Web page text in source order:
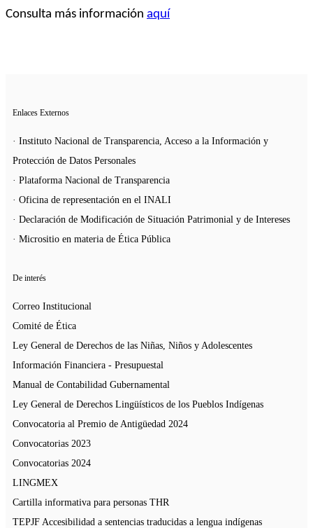
Consulta más información aquí
Enlaces Externos
· Instituto Nacional de Transparencia, Acceso a la Información y
Protección de Datos Personales
· Plataforma Nacional de Transparencia
· Oficina de representación en el INALI
· Declaración de Modificación de Situación Patrimonial y de Intereses
· Micrositio en materia de Ética Pública
De interés
Correo Institucional
Comité de Ética
Ley General de Derechos de las Niñas, Niños y Adolescentes
Información Financiera - Presupuestal
Manual de Contabilidad Gubernamental
Ley General de Derechos Lingüísticos de los Pueblos Indígenas
Convocatoria al Premio de Antigüedad 2024
Convocatorias 2023
Convocatorias 2024
LINGMEX
Cartilla informativa para personas THR
TEPJF Accesibilidad a sentencias traducidas a lengua indígenas